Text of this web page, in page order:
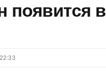
22:33